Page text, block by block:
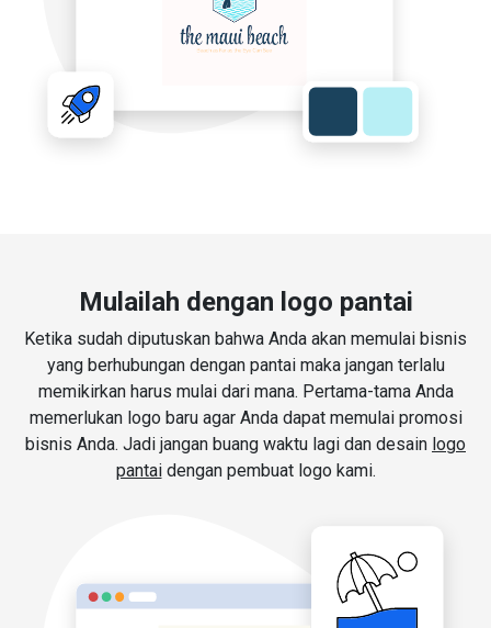
Mulailah dengan logo pantai
Ketika sudah diputuskan bahwa Anda akan memulai bisnis
yang berhubungan dengan pantai maka jangan terlalu
memikirkan harus mulai dari mana. Pertama-tama Anda
memerlukan logo baru agar Anda dapat memulai promosi
bisnis Anda. Jadi jangan buang waktu lagi dan desain logo
pantaidengan pembuat logo kami.